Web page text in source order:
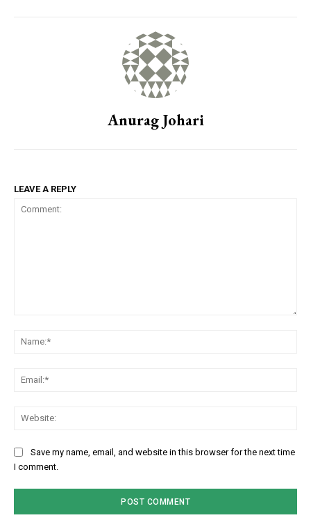
Anurag Johari
LEAVE A REPLY
Save my name, email, and website in this browser for the next time
I comment.